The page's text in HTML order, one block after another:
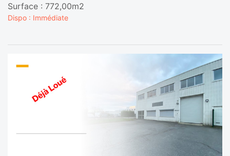
Surface : 772,00m2
Dispo : Immédiate